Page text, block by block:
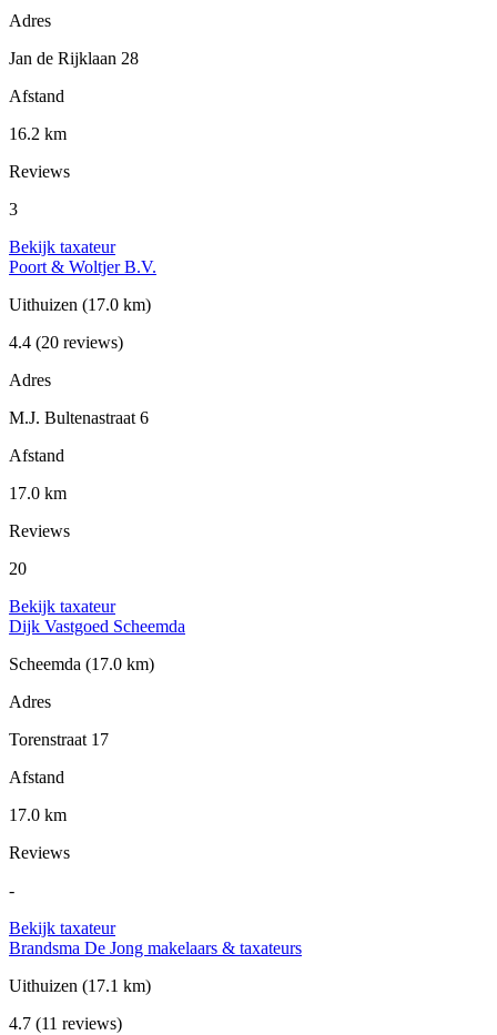
Adres
Jan de Rijklaan 28
Afstand
16.2 km
Reviews
3
Bekijk taxateur
Poort & Woltjer B.V.
Uithuizen (17.0 km)
4.4 (20 reviews)
Adres
M.J. Bultenastraat 6
Afstand
17.0 km
Reviews
20
Bekijk taxateur
Dijk Vastgoed Scheemda
Scheemda (17.0 km)
Adres
Torenstraat 17
Afstand
17.0 km
Reviews
-
Bekijk taxateur
Brandsma De Jong makelaars & taxateurs
Uithuizen (17.1 km)
4.7 (11 reviews)